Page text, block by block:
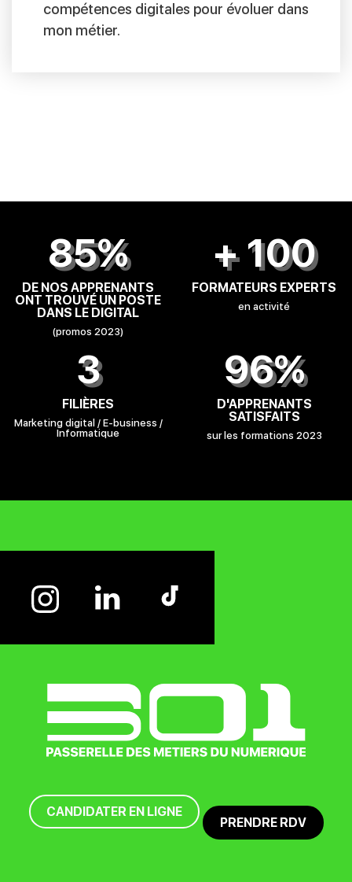
compétences digitales pour évoluer dans
mon métier.
85%
DE NOS APPRENANTS
ONT TROUVÉ UN POSTE
DANS LE DIGITAL
(promos 2023)
+ 100
FORMATEURS EXPERTS
en activité
3
FILIÈRES
Marketing digital / E-business /
Informatique
96%
D'APPRENANTS
SATISFAITS
sur les formations 2023
CANDIDATER EN LIGNE
PRENDRE RDV